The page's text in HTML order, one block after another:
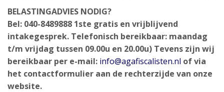
BELASTINGADVIES NODIG?
Bel: 040-8489888 1ste gratis en vrijblijvend
intakegesprek. Telefonisch bereikbaar: maandag
t/m vrijdag tussen 09.00u en 20.00u) Tevens zijn wij
bereikbaar per e-mail: info@agafiscalisten.nl of via
het contactformulier aan de rechterzijde van onze
website.